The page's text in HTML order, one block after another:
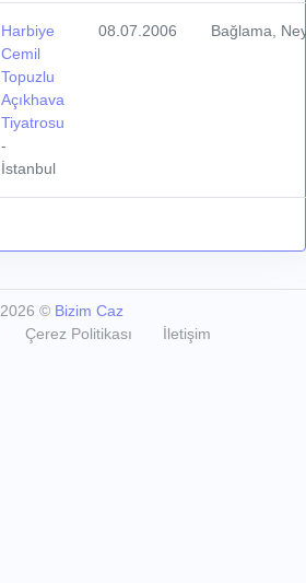
Harbiye
Cemil
Topuzlu
Açıkhava
Tiyatrosu
-
İstanbul
08.07.2006 Bağlama,
2026 © Bizim Caz
Çerez Politikası İletişim